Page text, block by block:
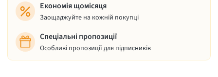
Економія щомісяця
Заощаджуйте на кожній покупці
Спеціальні пропозиції
Особливі пропозиції для підписників